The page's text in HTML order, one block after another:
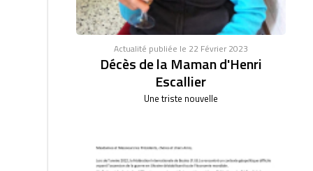
Actualité publiée le 22 Février 2023
Décès de la Maman d'Henri
Escallier
Une triste nouvelle